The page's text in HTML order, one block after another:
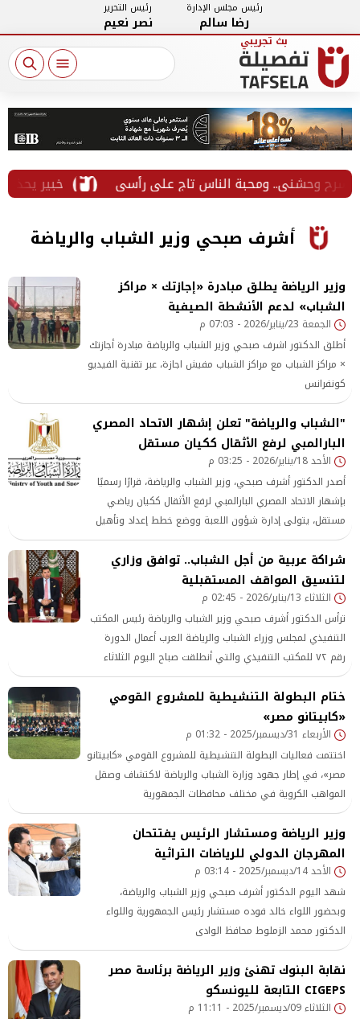
رئيس مجلس الإدارة
رضا سالم
رئيس التحرير
نصر نعيم
خبير يحذر من
أشرف صبحي وزير الشباب والرياضة
وزير الرياضة يطلق مبادرة «إجازتك × مراكز
الشباب» لدعم الأنشطة الصيفية
الجمعة 23/يناير/2026 - 07:03 م
أطلق الدكتور اشرف صبحي وزير الشباب والرياضة مبادرة أجازتك
× مراكز الشباب مع مراكز الشباب مفيش اجازة، عبر تقنية الفيديو
كونفرانس
"الشباب والرياضة" تعلن إشهار الاتحاد المصري
البارالمبي لرفع الأثقال ككيان مستقل
الأحد 18/يناير/2026 - 03:25 م
أصدر الدكتور أشرف صبحي، وزير الشباب والرياضة، قرارًا رسميًا
بإشهار الاتحاد المصري البارالمبي لرفع الأثقال ككيان رياضي
مستقل، يتولى إدارة شؤون اللعبة ووضع خطط إعداد وتأهيل
الأبطال البارالمبيين وفقًا للمعايير الدولية.
شراكة عربية من أجل الشباب.. توافق وزاري
لتنسيق المواقف المستقبلية
الثلاثاء 13/يناير/2026 - 02:45 م
ترأس الدكتور أشرف صبحي وزير الشباب والرياضة رئيس المكتب
التنفيذي لمجلس وزراء الشباب والرياضة العرب أعمال الدورة
رقم ٧٢ للمكتب التنفيذي والتي أنطلقت صباح اليوم الثلاثاء
بمقر جامعة الدول العربية وعضوية الوزراء العرب
ختام البطولة التنشيطية للمشروع القومي
«كابيتانو مصر»
الأربعاء 31/ديسمبر/2025 - 01:32 م
اختتمت فعاليات البطولة التنشيطية للمشروع القومي «كابيتانو
مصر»، في إطار جهود وزارة الشباب والرياضة لاكتشاف وصقل
المواهب الكروية في مختلف محافظات الجمهورية
وزير الرياضة ومستشار الرئيس يفتتحان
المهرجان الدولي للرياضات التراثية
الأحد 14/ديسمبر/2025 - 03:14 م
شهد اليوم الدكتور أشرف صبحي وزير الشباب والرياضة،
وبحضور اللواء خالد فوده مستشار رئيس الجمهورية واللواء
الدكتور محمد الزملوط محافظ الوادى
نقابة البنوك تهنئ وزير الرياضة برئاسة مصر
CIGEPS التابعة لليونسكو
الثلاثاء 09/ديسمبر/2025 - 11:11 م